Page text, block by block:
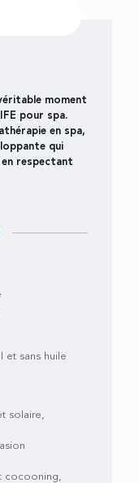
moment
pour spa.
en spa,
qui
respectant
et sans huile
solaire,
cocooning,